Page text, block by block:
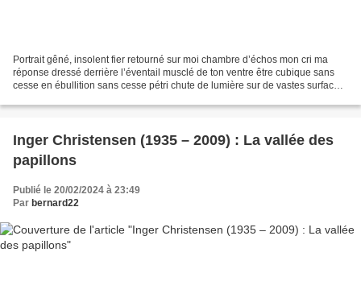
Portrait gêné, insolent fier retourné sur moi chambre d’échos mon cri ma
réponse dressé derrière l’éventail musclé de ton ventre être cubique sans
cesse en ébullition sans cesse pétri chute de lumière sur de vastes surfaces
Inger Christensen (1935 – 2009) : La vallée des
papillons
Publié le 20/02/2024 à 23:49
Par bernard22